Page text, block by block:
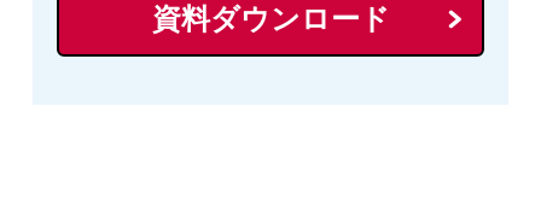
資料ダウンロード